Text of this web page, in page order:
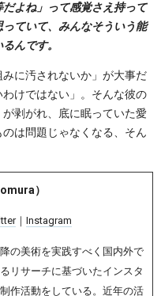
よね」って感覚さえ持って
ていて、みんなそういう能
んです。
に汚されないか」が大事だ
けではない」。そんな彼の
剥がれ、底に眠っていた愛
は問題じゃなくなる、そん
）
｜ Instagram
の美術を実践すべく国内外で
リサーチに基づいたインスタ
作活動をしている。近年の活